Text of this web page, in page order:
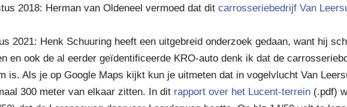
2018: Herman van Oldeneel vermoed dat dit carrosseriebedrijf Van
2021: Henk Schuuring heeft een uitgebreid onderzoek gedaan, want hij
en ook de al eerder geïdentificeerde KRO-auto denk ik dat de
is. Als je op Google Maps kijkt kun je uitmeten dat in vogelvlucht Van
300 meter van elkaar zitten. In dit rapport over het Lucent-terrein (.pdf)